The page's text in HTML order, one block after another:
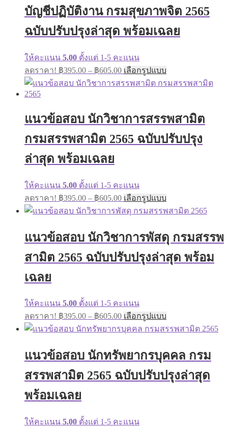
be
chosen
on
the
บัญชีปฏิบัติงาน กรมสุขภาพจิต 2565
ฉบับปรับปรุงล่าสุด พร้อมเฉลย
ให้คะแนน 5.00 ตั้งแต่ 1-5 คะแนน
ลดราคา! ฿395.00 – ฿605.00Price
range:
฿395.00
เลือกรูปแบบ
product
has
The
options
may
be
แนวข้อสอบ นักวิชาการสรรพสามิต
กรมสรรพสามิต 2565 ฉบับปรับปรุง
ล่าสุด พร้อมเฉลย
ให้คะแนน 5.00 ตั้งแต่ 1-5 คะแนน
ลดราคา! ฿395.00 – ฿605.00Price
range:
฿395.00
฿605.00
เลือกรูปแบบ
product
has
variants.
The
may
แนวข้อสอบ นักวิชาการพัสดุ กรมสรรพ
สามิต 2565 ฉบับปรับปรุงล่าสุด พร้อม
เฉลย
ให้คะแนน 5.00 ตั้งแต่ 1-5 คะแนน
ลดราคา! ฿395.00 – ฿605.00Price
range:
฿395.00
฿605.00
เลือกรูปแบบ
product
has
variants.
The
options
may
แนวข้อสอบ นักทรัพยากรบุคคล กรม
สรรพสามิต 2565 ฉบับปรับปรุงล่าสุด
พร้อมเฉลย
ให้คะแนน 5.00 ตั้งแต่ 1-5 คะแนน